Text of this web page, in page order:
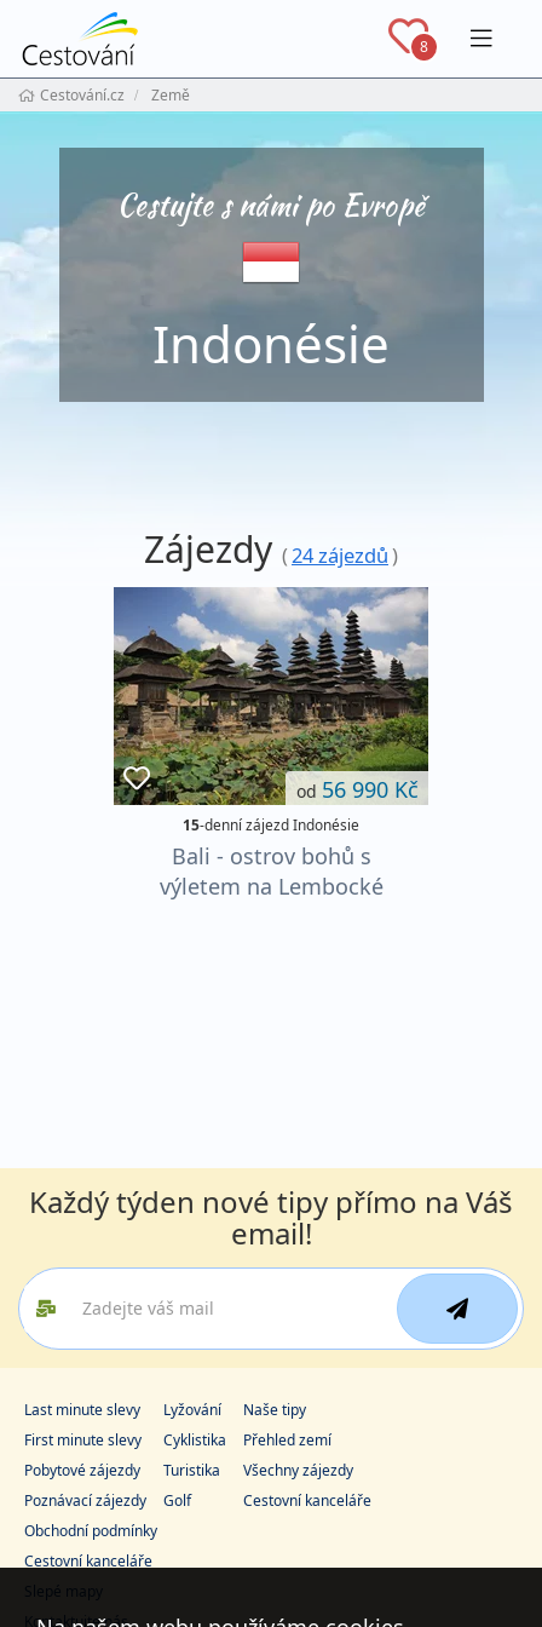
8
Cestování.cz Země
Cestujte s námi po Evropě
Indonésie
Zájezdy (24 zájezdů)
od 56 990 Kč
15-denní zájezd Indonésie
Bali - ostrov bohů s
výletem na Lembocké
Každý týden nové tipy přímo na Váš
email!
Last minute slevy
First minute slevy
Pobytové zájezdy
Poznávací zájezdy
Lyžování
Cyklistika
Turistika
Golf
Naše tipy
Přehled zemí
Všechny zájezdy
Cestovní kanceláře
Obchodní podmínky
Cestovní kanceláře
Slepé mapy
Kontaktujte nás